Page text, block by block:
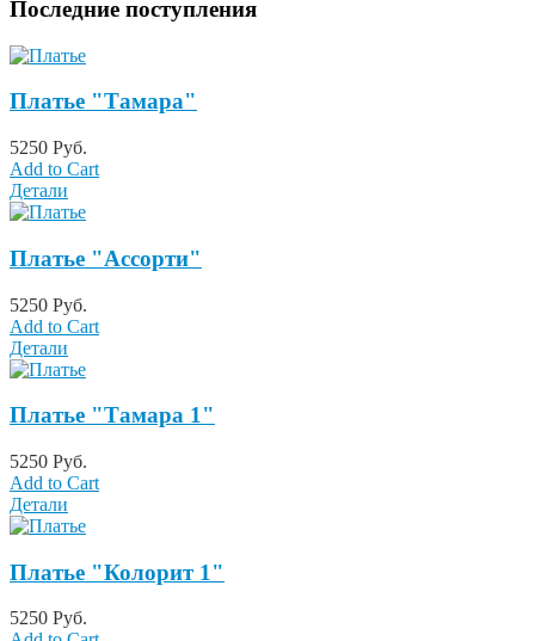
Последние поступления
Платье "Тамара"
5250 Руб.
Add to Cart
Детали
Платье "Ассорти"
5250 Руб.
Add to Cart
Детали
Платье "Тамара 1"
5250 Руб.
Add to Cart
Детали
Платье "Колорит 1"
5250 Руб.